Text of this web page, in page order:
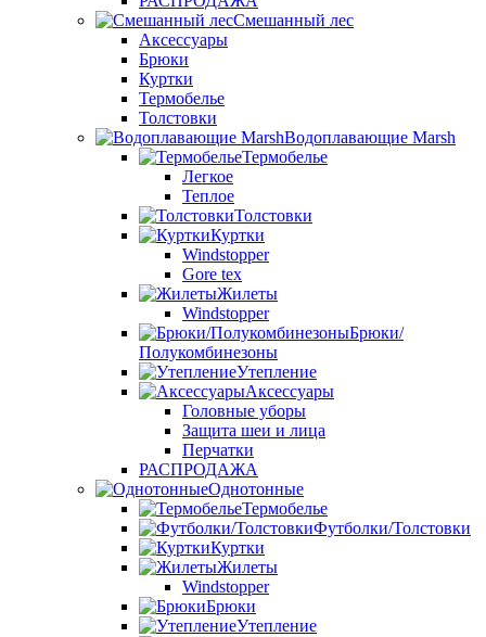
Смешанный лес
Аксессуары
Брюки
Куртки
Термобелье
Толстовки
Водоплавающие Marsh
Термобелье
Легкое
Теплое
Толстовки
Куртки
Windstopper
Gore tex
Жилеты
Windstopper
Брюки/
Полукомбинезоны
Утепление
Аксессуары
Головные уборы
Защита шеи и лица
Перчатки
РАСПРОДАЖА
Однотонные
Термобелье
Футболки/Толстовки
Куртки
Жилеты
Windstopper
Брюки
Утепление